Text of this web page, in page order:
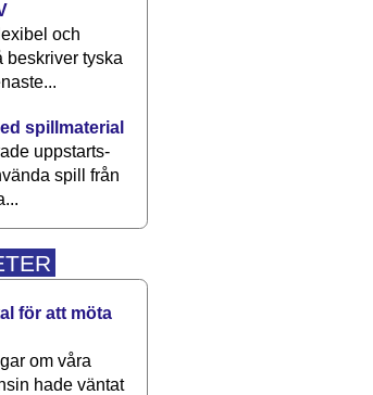
och
beskriver tyska
spillmaterial
upp­starts­
spill från
för att möta
om våra
hade väntat